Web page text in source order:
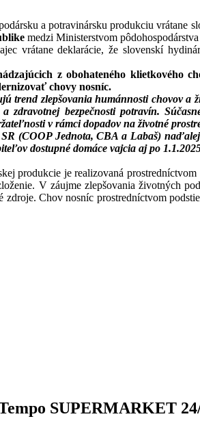
a potravinársku produkciu vrátane
medzi Ministerstvom
vrátane deklarácie, že slovenskí
z obohateného klietkového
chovy nosníc.
trend zlepšovania humánnosti chovov a
bezpečnosti potravín.
v rámci dopadov na životné
(COOP Jednota, CBA a Labaš)
dostupné domáce vajcia aj po
produkcie je realizovaná
V záujme zlepšovania životných
Chov nosníc prostredníctvom
SUPERMARKET